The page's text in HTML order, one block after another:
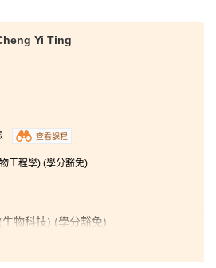
學到許多關於會計和金融的知
打下了堅實的商業知識基礎，例
法律，令我知道如何從合法途徑
商業法律保障自己的權益。另
更全面的認識。在此，我要衷心
和學生發展資源中心的職員。
一句我很喜歡的格言：「在工作
機主導。」只要你堅持自己的理
己吧！
Yi Ting
查看課程
工程學) (學分豁免)
物科技) (學分豁免)